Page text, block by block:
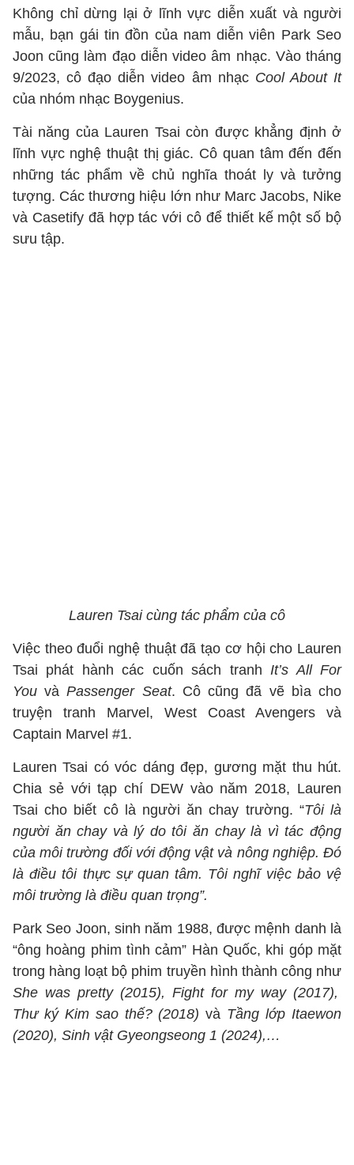
Không chỉ dừng lại ở lĩnh vực diễn xuất và người
mẫu, bạn gái tin đồn của nam diễn viên Park Seo
Joon cũng làm đạo diễn video âm nhạc. Vào tháng
9/2023, cô đạo diễn video âm nhạc Cool About It
của nhóm nhạc Boygenius.
Tài năng của Lauren Tsai còn được khẳng định ở
lĩnh vực nghệ thuật thị giác. Cô quan tâm đến đến
những tác phẩm về chủ nghĩa thoát ly và tưởng
tượng. Các thương hiệu lớn như Marc Jacobs, Nike
và Casetify đã hợp tác với cô để thiết kế một số bộ
sưu tập.
Lauren Tsai cùng tác phẩm của cô
Việc theo đuổi nghệ thuật đã tạo cơ hội cho Lauren
Tsai phát hành các cuốn sách tranhIt’s All For
You vàPassenger Seat. Cô cũng đã vẽ bìa cho
truyện tranh Marvel, West Coast Avengers và
Captain Marvel #1.
Lauren Tsai có vóc dáng đẹp, gương mặt thu hút.
Chia sẻ với tạp chí DEW vào năm 2018, Lauren
Tsai cho biết cô là người ăn chay trường. “Tôi là
người ăn chay và lý do tôi ăn chay là vì tác động
của môi trường đối với động vật và nông nghiệp. Đó
là điều tôi thực sự quan tâm. Tôi nghĩ việc bảo vệ
môi trường là điều quan trọng”.
Park Seo Joon, sinh năm 1988, được mệnh danh là
“ông hoàng phim tình cảm” Hàn Quốc, khi góp mặt
trong hàng loạt bộ phim truyền hình thành công như
She was pretty (2015), Fight for my way (2017),
Thư ký Kim sao thế? (2018) và Tầng lớp Itaewon
(2020), Sinh vật Gyeongseong 1 (2024),…